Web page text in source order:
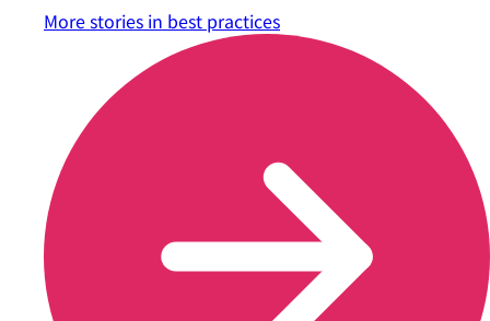
More stories in best practices